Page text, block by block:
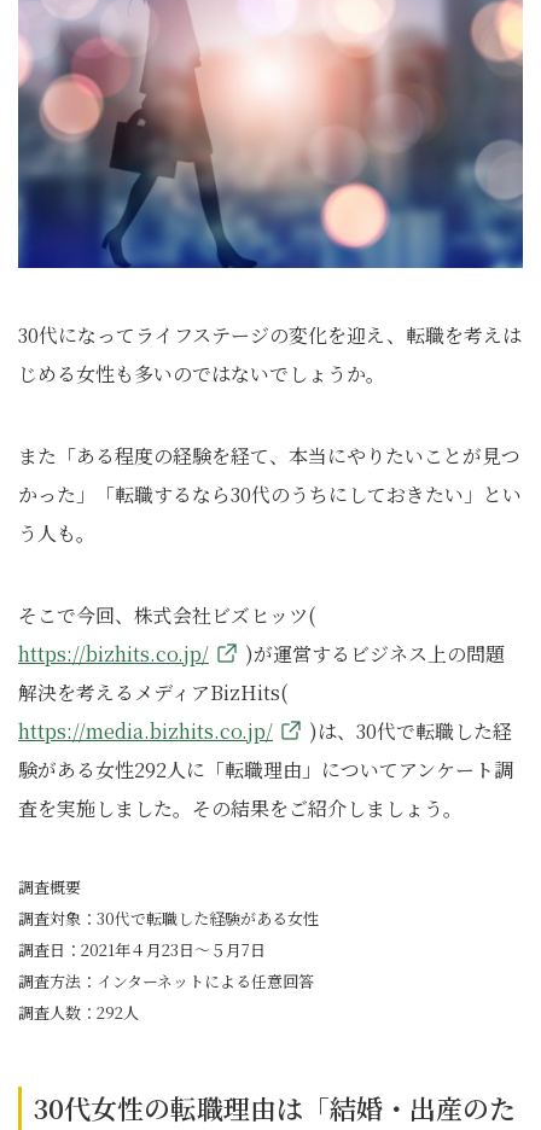
30代になってライフステージの変化を迎え、転職を考えは
じめる女性も多いのではないでしょうか。
また「ある程度の経験を経て、本当にやりたいことが見つ
かった」「転職するなら30代のうちにしておきたい」とい
う人も。
そこで今回、株式会社ビズヒッツ(
https://bizhits.co.jp/
)が運営するビジネス上の問題
解決を考えるメディアBizHits(
https://media.bizhits.co.jp/
)は、30代で転職した経
験がある女性292人に「転職理由」についてアンケート調
査を実施しました。その結果をご紹介しましょう。
調査概要
調査対象：30代で転職した経験がある女性
調査日：2021年４月23日～５月7日
調査方法：インターネットによる任意回答
調査人数：292人
30代女性の転職理由は「結婚・出産のた